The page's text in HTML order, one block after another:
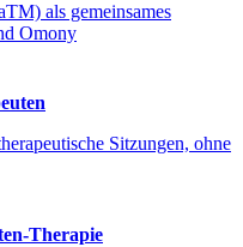
als gemeinsames
Omony
Sitzungen, ohne
Therapie